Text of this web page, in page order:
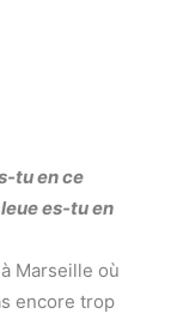
tu en ce
es-tu en
Marseille où
encore trop